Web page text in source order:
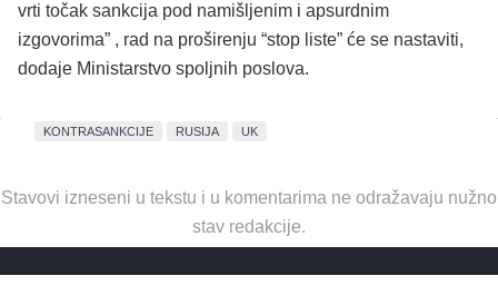
vrti točak sankcija pod namišljenim i apsurdnim
izgovorima” , rad na proširenju “stop liste” će se nastaviti,
dodaje Ministarstvo spoljnih poslova.
KONTRASANKCIJE RUSIJA UK
Stavovi izneseni u tekstu i u komentarima ne odražavaju nužno
stav redakcije.